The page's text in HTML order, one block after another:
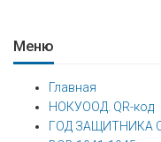
Меню
Главная
НОКУООД. QR-код
ГОД ЗАЩИТНИКА